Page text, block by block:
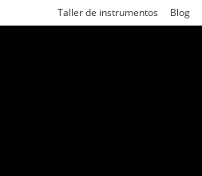
al
Taller de instrumentos Blog